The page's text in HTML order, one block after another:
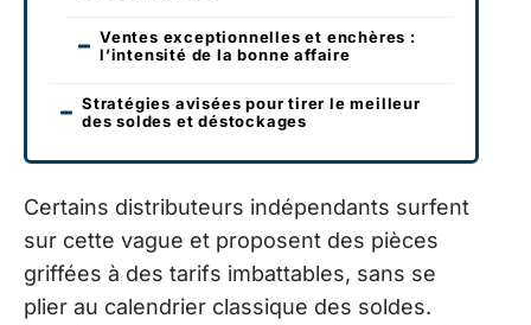
Ventes exceptionnelles et enchères :
l’intensité de la bonne affaire
Stratégies avisées pour tirer le meilleur
des soldes et déstockages
Certains distributeurs indépendants surfent
sur cette vague et proposent des pièces
griffées à des tarifs imbattables, sans se
plier au calendrier classique des soldes.